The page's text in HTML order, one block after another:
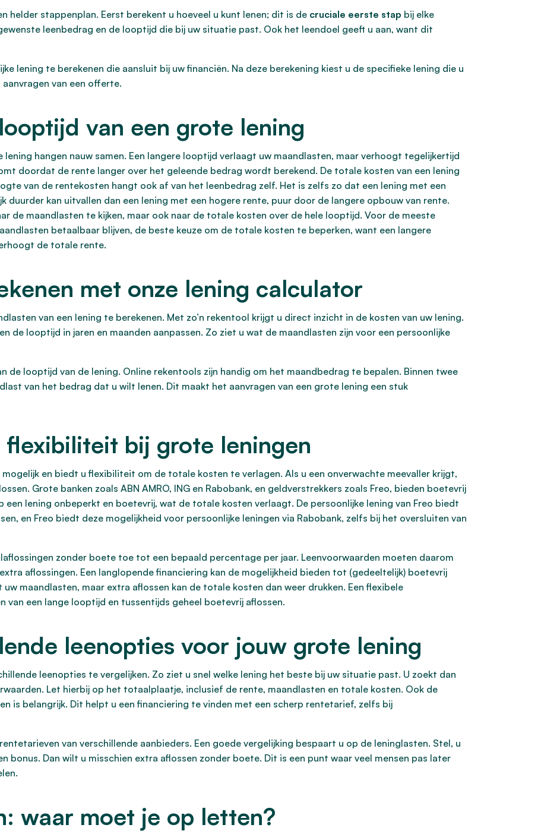
helder stappenplan. Eerst berekent u hoeveel u kunt lenen; dit is de cruciale eerste stap bij elke
leenbedrag en de looptijd die bij uw situatie past. Ook het leendoel geeft u aan, want dit
lening te berekenen die aansluit bij uw financiën. Na deze berekening kiest u de specifieke lening die u
aanvragen van een offerte.
van een grote lening
hangen nauw samen. Een langere looptijd verlaagt uw maandlasten, maar verhoogt tegelijkertijd
doordat de rente langer over het geleende bedrag wordt berekend. De totale kosten van een lening
van de rentekosten hangt ook af van het leenbedrag zelf. Het is zelfs zo dat een lening met een
duurder kan uitvallen dan een lening met een hogere rente, puur door de langere opbouw van rente.
de maandlasten te kijken, maar ook naar de totale kosten over de hele looptijd. Voor de meeste
betaalbaar blijven, de beste keuze om de totale kosten te beperken, want een langere
de totale rente.
met onze lening calculator
van een lening te berekenen. Met zo’n rekentool krijgt u direct inzicht in de kosten van uw lening.
de looptijd in jaren en maanden aanpassen. Zo ziet u wat de maandlasten zijn voor een persoonlijke
de looptijd van de lening. Online rekentools zijn handig om het maandbedrag te bepalen. Binnen twee
van het bedrag dat u wilt lenen. Dit maakt het aanvragen van een grote lening een stuk
flexibiliteit bij grote leningen
en biedt u flexibiliteit om de totale kosten te verlagen. Als u een onverwachte meevaller krijgt,
Grote banken zoals ABN AMRO, ING en Rabobank, en geldverstrekkers zoals Freo, bieden boetevrij
een lening onbeperkt en boetevrij, wat de totale kosten verlaagt. De persoonlijke lening van Freo biedt
en Freo biedt deze mogelijkheid voor persoonlijke leningen via Rabobank, zelfs bij het oversluiten van
zonder boete toe tot een bepaald percentage per jaar. Leenvoorwaarden moeten daarom
aflossingen. Een langlopende financiering kan de mogelijkheid bieden tot (gedeeltelijk) boetevrij
maandlasten, maar extra aflossen kan de totale kosten dan weer drukken. Een flexibele
van een lange looptijd en tussentijds geheel boetevrij aflossen.
leenopties voor jouw grote lening
leenopties te vergelijken. Zo ziet u snel welke lening het beste bij uw situatie past. U zoekt dan
Let hierbij op het totaalplaatje, inclusief de rente, maandlasten en totale kosten. Ook de
is belangrijk. Dit helpt u een financiering te vinden met een scherp rentetarief, zelfs bij
van verschillende aanbieders. Een goede vergelijking bespaart u op de leninglasten. Stel, u
bonus. Dan wilt u misschien extra aflossen zonder boete. Dit is een punt waar veel mensen pas later
waar moet je op letten?